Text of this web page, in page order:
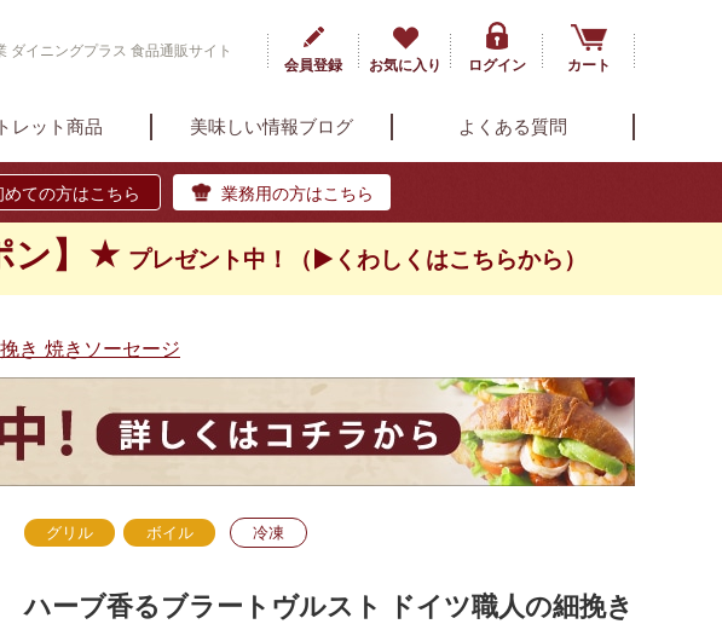
イニングプラス 食品通販サイト
会員登録
お気に入り ログイン カート
レット商品 美味しい情報ブログ よくある質問
めての方はこちら 業務用の方はこちら
ン】★ プレゼント中！（▶くわしくはこちらから）
き 焼きソーセージ
グリル ボイル 冷凍
ハーブ香るブラートヴルスト ドイツ職人の細挽き